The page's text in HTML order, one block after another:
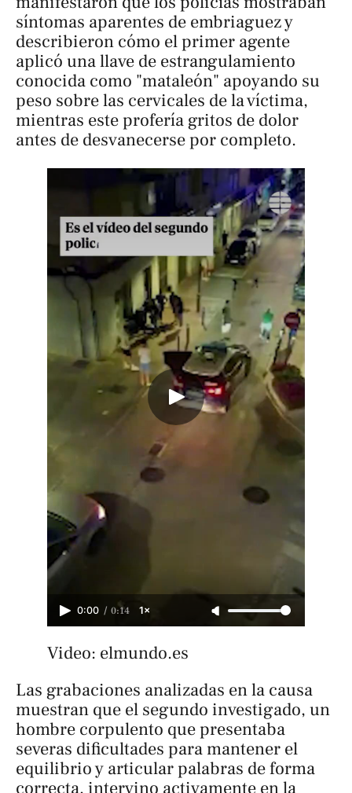
síntomas aparentes de embriaguez y
describieron cómo el primer agente
aplicó una llave de estrangulamiento
conocida como "mataleón" apoyando su
peso sobre las cervicales de la víctima,
mientras este profería gritos de dolor
antes de desvanecerse por completo.
0:00 / 0:14 1×
Video: elmundo.es
Las grabaciones analizadas en la causa
muestran que el segundo investigado, un
hombre corpulento que presentaba
severas dificultades para mantener el
equilibrio y articular palabras de forma